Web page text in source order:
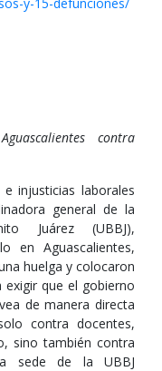
contra
injusticias laborales
general de la
Juárez (UBBJ),
en Aguascalientes,
huelga y colocaron
exigir que el gobierno
de manera directa
contra docentes,
sino también contra
sede de la UBBJ